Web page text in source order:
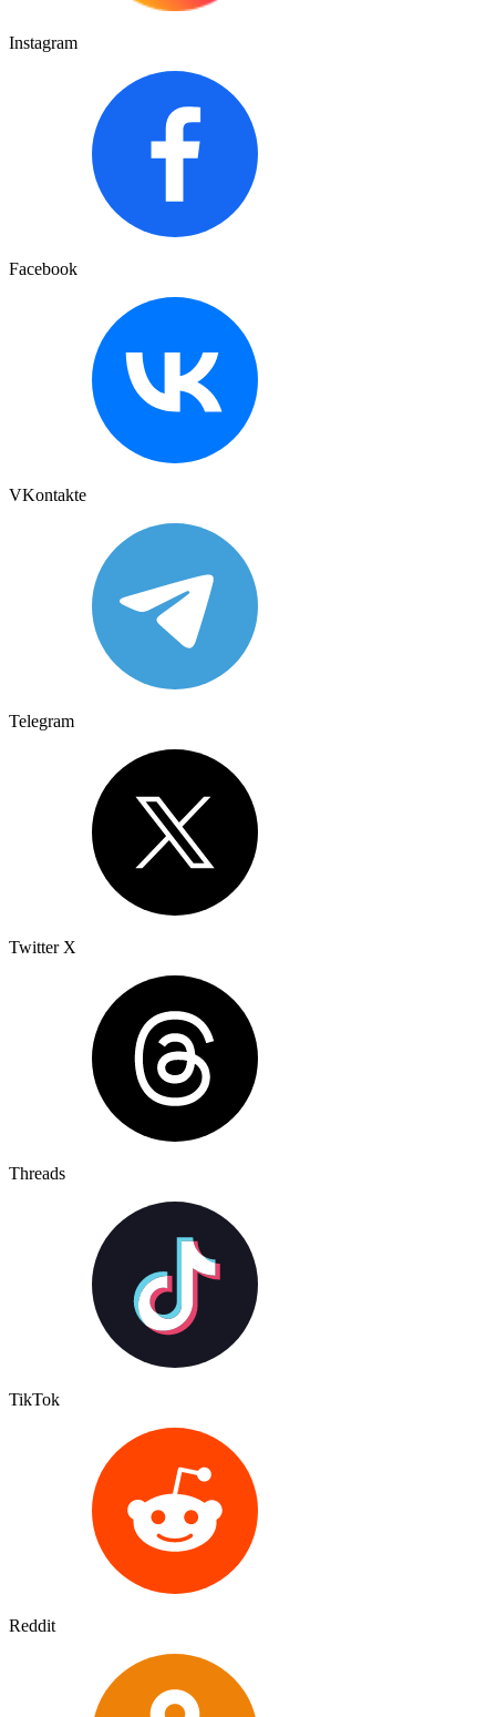
Instagram
Facebook
VKontakte
Telegram
Twitter X
Threads
TikTok
Reddit